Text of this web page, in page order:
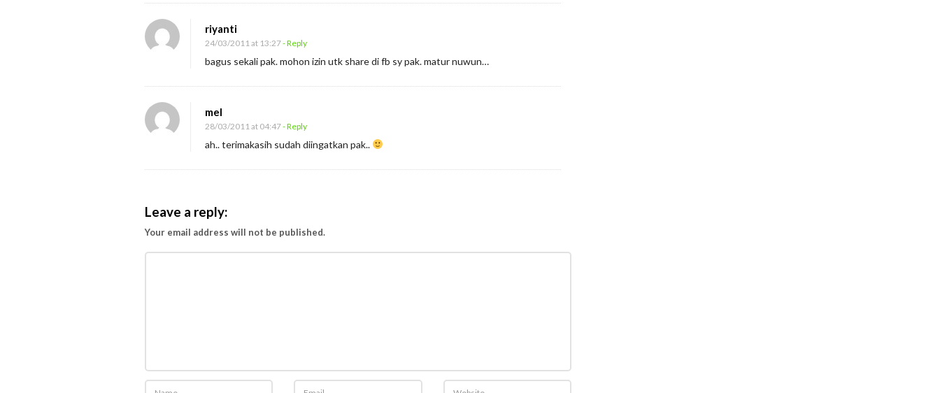
riyanti
24/03/2011 at 13:27- Reply
bagus sekali pak. mohon izin utk share di fb sy pak. matur nuwun…
mel
28/03/2011 at 04:47- Reply
ah.. terimakasih sudah diingatkan pak..
Leave a reply:
Your email address will not be published.